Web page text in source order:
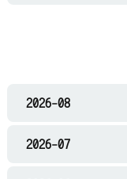
2026-08
2026-07